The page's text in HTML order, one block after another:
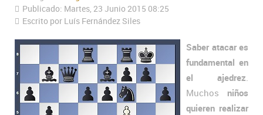
Publicado: Martes, 23 Junio 2015 08:25
Escrito por Luís Fernández Siles
Saber atacar es
fundamental en
el ajedrez
Muchos niños
quieren realizar